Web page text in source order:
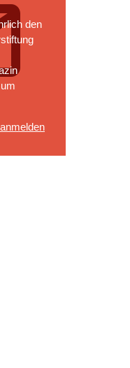
den